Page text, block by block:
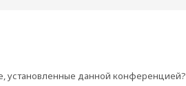
установленные данной конференцией?